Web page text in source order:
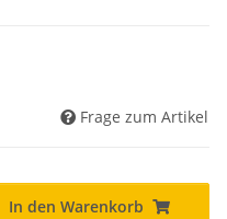
Frage zum Artikel
In den Warenkorb